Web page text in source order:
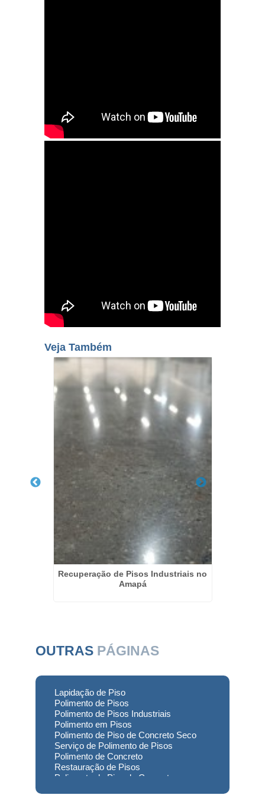
Veja Também
Recuperação de Pisos Industriais no
Amapá
OUTRAS PÁGINAS
Lapidação de Piso
Polimento de Pisos
Polimento de Pisos Industriais
Polimento em Pisos
Polimento de Piso de Concreto Seco
Serviço de Polimento de Pisos
Polimento de Concreto
Restauração de Pisos
Polimento de Piso de Concreto